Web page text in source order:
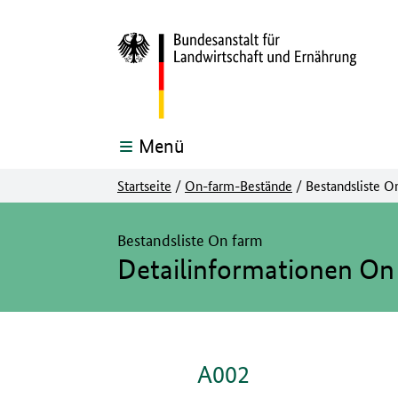
Menü
Startseite / On-farm-Bestände / Bestandsliste
Detailinformationen
Bestandsliste On farm
A002